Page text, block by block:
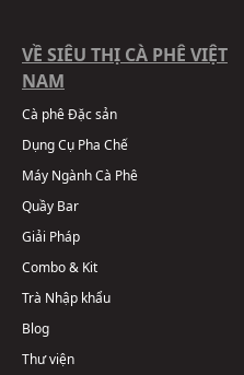
VỀ SIÊU THỊ CÀ PHÊ VIỆT
NAM
Cà phê Đặc sản
Dụng Cụ Pha Chế
Máy Ngành Cà Phê
Quầy Bar
Giải Pháp
Combo & Kit
Trà Nhập khẩu
Blog
Thư viện